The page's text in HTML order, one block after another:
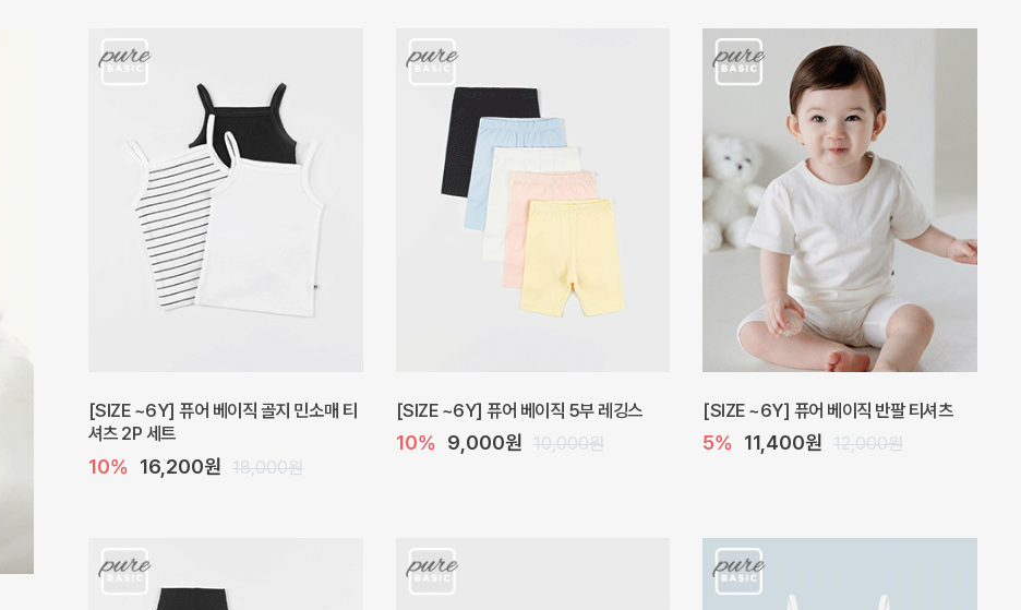
밀라 아기 원피스
20% 27,200원
프로리 뷔스티에 미니 아기 원피스
20% 20,800원 26,000원
캐더린 뷔스티에 미니 아기 원피스
10% 24,300원 27,000원